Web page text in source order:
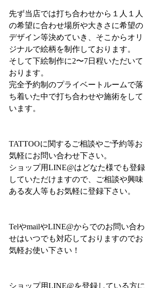
先ず当店では打ち合わせから１人１人
の希望に合わせ場所や大きさに希望の
デザイン等決めていき、そこからオリ
ジナルで絵柄を制作しております。
そして下絵制作に2〜7日程いただいて
おります。
完全予約制のプライベートルームで落
ち着いた中で打ち合わせや施術をして
います。
TATTOOに関するご相談やご予約等お
気軽にお問い合わせ下さい。
ショップ用LINE@はどなた様でも登録
していただけますので、ご相談や興味
ある友人等もお気軽に登録下さい。
TelやmailやLINE@からでのお問い合わ
せはいつでも対応しておりますのでお
気軽お使い下さい！
ショップ用LINE@を登録している方に